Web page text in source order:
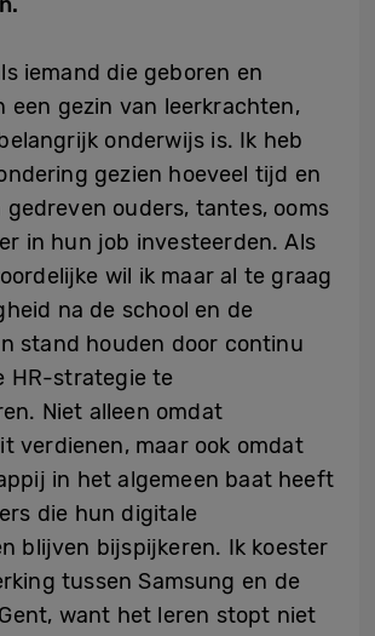
iemand die geboren en
een gezin van leerkrachten,
onderwijs is. Ik heb
gezien hoeveel tijd en
gedreven ouders, tantes, ooms
in hun job investeerden. Als
wil ik maar al te graag
na de school en de
stand houden door continu
HR-strategie te
Niet alleen omdat
verdienen, maar ook omdat
in het algemeen baat heeft
die hun digitale
blijven bijspijkeren. Ik koester
tussen Samsung en de
want het leren stopt niet